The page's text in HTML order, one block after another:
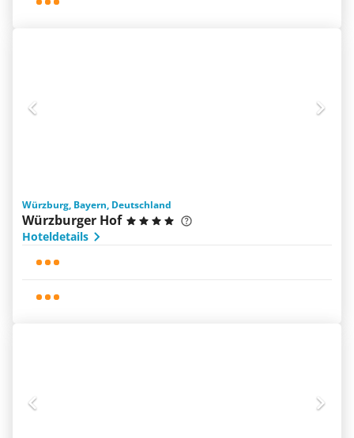
Würzburg, Bayern, Deutschland
Würzburger Hof
Hoteldetails